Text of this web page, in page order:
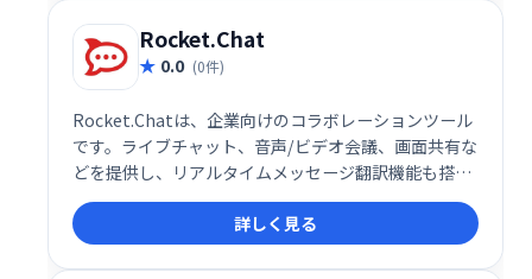
Rocket.Chat
0.0 (0件)
Rocket.Chatは、企業向けのコラボレーションツール
です。ライブチャット、音声/ビデオ会議、画面共有な
どを提供し、リアルタイムメッセージ翻訳機能も搭
載。複数言語での円滑なコミュニケーションを実現
し、チームの生産性向上を支援します。
詳しく見る